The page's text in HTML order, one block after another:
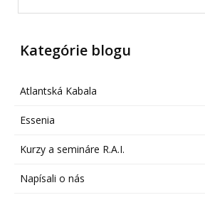
Kategórie blogu
Atlantská Kabala
Essenia
Kurzy a semináre R.A.I.
Napísali o nás